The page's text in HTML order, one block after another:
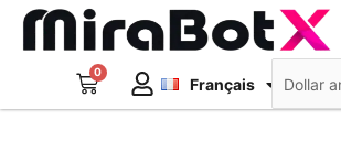
Aller
0
Panier Français
Deutsch
日本語